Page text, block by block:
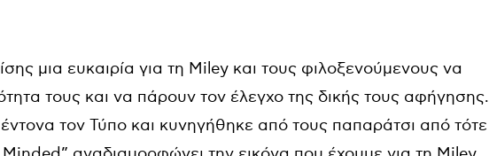
μια ευκαιρία για τη Miley και τους φιλοξενούμενους να
τους και να πάρουν τον έλεγχο της δικής τους αφήγησης.
τον Τύπο και κυνηγήθηκε από τους παπαράτσι από τότε